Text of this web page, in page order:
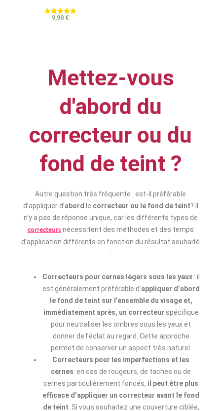
Note
9,90 €
Mettez-vous
d'abord du
correcteur ou du
fond de teint ?
Autre question très fréquente : est-il préférable
d’appliquer d’abord le correcteur ou le fond de teint? Il
n’y a pas de réponse unique, car les différents types de
correcteursnécessitent des méthodes et des temps
d’application différents en fonction du résultat souhaité
:
Correcteurs pour cernes légers sous les yeux: il
est généralement préférable d’appliquer d’abord
le fond de teint sur l’ensemble du visage et,
immédiatement après, un correcteur spécifique
pour neutraliser les ombres sous les yeux et
donner de l’éclat au regard. Cette approche
permet de conserver un aspect très naturel.
Correcteurs pour les imperfections et les
cernes: en cas de rougeurs, de taches ou de
cernes particulièrement foncés, il peut être plus
efficace d’appliquer un correcteur avant le fond
de teint . Si vous souhaitez une couverture ciblée,